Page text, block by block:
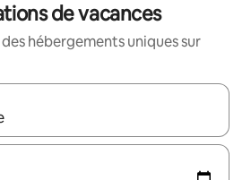
de vacances
hébergements uniques sur
s'affichent, utilisez les flèches vers le